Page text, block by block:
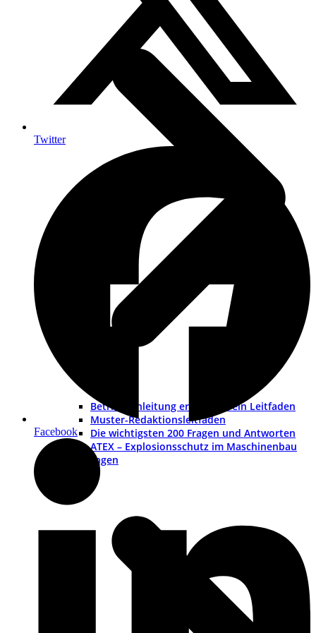
Betriebsanleitung erstellen – ein Leitfaden
Muster-Redaktionsleitfaden
Die wichtigsten 200 Fragen und Antworten
ATEX – Explosionsschutz im Maschinenbau
Schulungen
Twitter
Facebook